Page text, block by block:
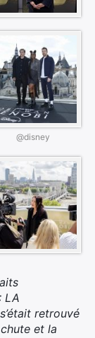
@disney
LA
retrouvé
et la
×